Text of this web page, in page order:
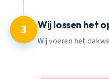
3 Wij lossen het
Wij voeren het